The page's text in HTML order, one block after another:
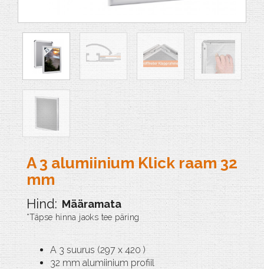
A 3 alumiinium Klick raam 32
mm
Määramata
A 3 suurus (297 x 420 )
32 mm alumiinium profiil